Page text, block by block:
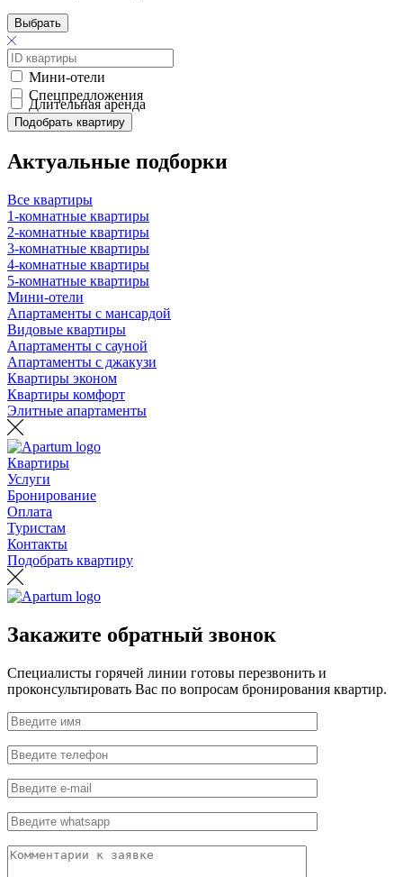
Выбрать
Мини-отели
Спецпредложения
Длительная аренда
Подобрать квартиру
Актуальные подборки
Все квартиры
1-комнатные квартиры
2-комнатные квартиры
3-комнатные квартиры
4-комнатные квартиры
5-комнатные квартиры
Мини-отели
Апартаменты с мансардой
Видовые квартиры
Апартаменты с сауной
Апартаменты с джакузи
Квартиры эконом
Квартиры комфорт
Элитные апартаменты
Квартиры
Услуги
Бронирование
Оплата
Туристам
Контакты
Подобрать квартиру
Закажите обратный звонок
Специалисты горячей линии готовы перезвонить и
проконсультировать Вас по вопросам бронирования квартир.